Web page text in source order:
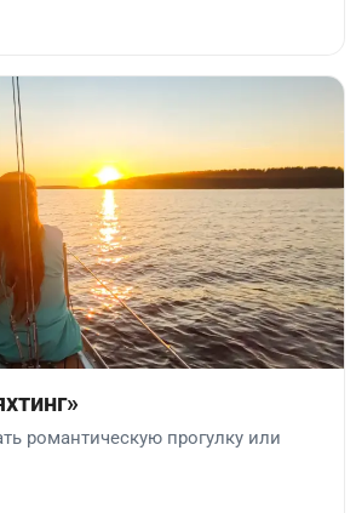
романтическую прогулку или